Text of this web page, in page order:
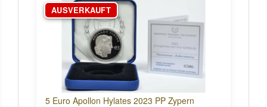
AUSVERKAUFT
5 Euro Apollon Hylates 2023 PP Zypern